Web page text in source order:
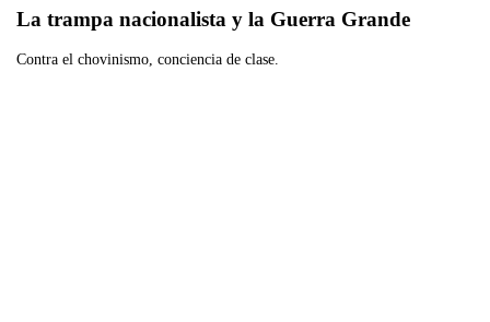
La trampa nacionalista y la Guerra Grande
Contra el chovinismo, conciencia de clase.